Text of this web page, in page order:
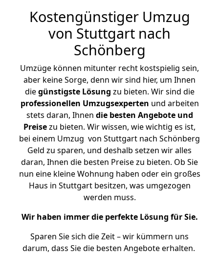
Kostengünstiger Umzug
von Stuttgart nach
Schönberg
Umzüge können mitunter recht kostspielig sein,
aber keine Sorge, denn wir sind hier, um Ihnen
diegünstigste Lösung zu bieten. Wir sind die
professionellen Umzugsexperten und arbeiten
stets daran, Ihnen die besten Angebote und
Preisezu bieten. Wir wissen, wie wichtig es ist,
bei einem Umzug von Stuttgart nach Schönberg
Geld zu sparen, und deshalb setzen wir alles
daran, Ihnen die besten Preise zu bieten. Ob Sie
nun eine kleine Wohnung haben oder ein großes
Haus in Stuttgart besitzen, was umgezogen
werden muss.
Wir haben immer die perfekte Lösung für Sie.
Sparen Sie sich die Zeit – wir kümmern uns
darum, dass Sie die besten Angebote erhalten.